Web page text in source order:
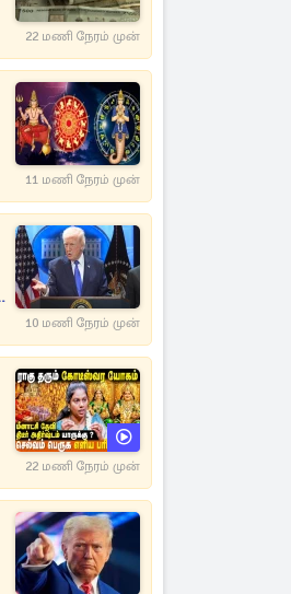
22 மணி நேரம் முன்
11 மணி நேரம் முன்
10 மணி நேரம் முன்
22 மணி நேரம் முன்